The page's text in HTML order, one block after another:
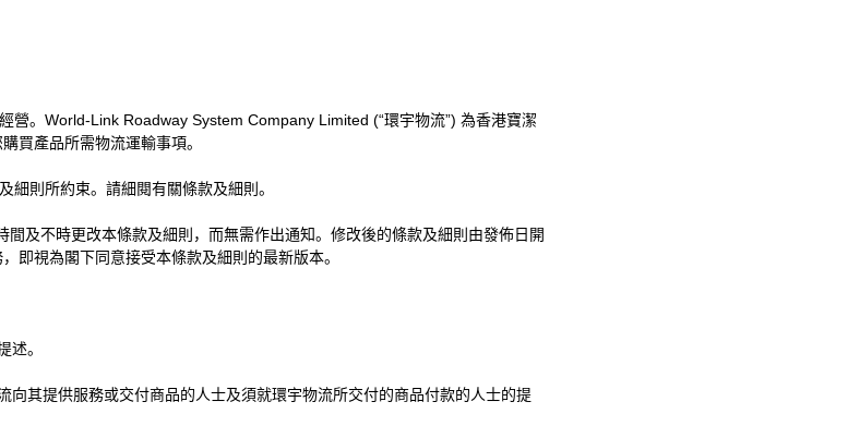
營。World-Link Roadway System Company Limited (“環宇物流”)為香港寶潔
買產品所需物流運輸事項。
細則所約束。請細閱有關條款及細則。
及不時更改本條款及細則，而無需作出通知。修改後的條款及細則由發佈日開
即視為閣下同意接受本條款及細則的最新版本。
述。
向其提供服務或交付商品的人士及須就環宇物流所交付的商品付款的人士的提